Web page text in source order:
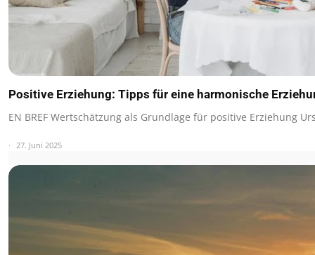
Positive Erziehung: Tipps für eine harmonische
EN BREF Wertschätzung als Grundlage für positive Erziehung
27. Juni 2025